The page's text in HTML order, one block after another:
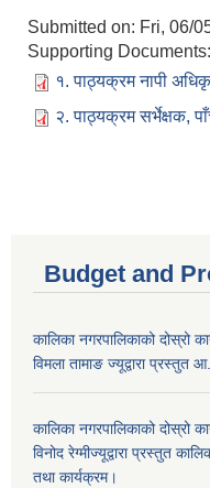
Submitted on: Fri, 06/
Supporting Documents:
१. पाठ्यक्रम नापी
२. पाठ्यक्रम सर्भेक्षक,
Budget and
कालिका नगरपालिकाको दोस्रो
विमला तामाङ ज्यूद्वारा
कालिका नगरपालिकाको दोस्रो
विनोद रेग्मीज्यूद्वारा प्रस्तुत
तथा कार्यक्रम।